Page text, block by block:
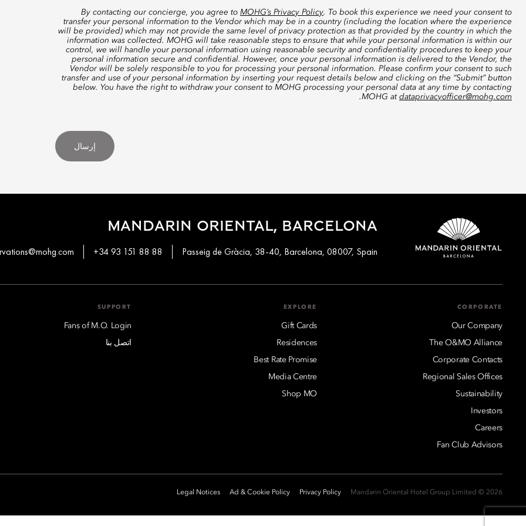
By contacting our concierge, you agree to MOHG’s Privacy Policy. To book this experience we need your consent to
transfer your personal information to the Vendor which may be in a country (including the location where the experience
will be provided) which may not provide the same level of privacy protection as that provided by the country in which the
information was collected. MOHG will take reasonable steps to ensure that while your personal information is within our
control, we will handle your personal information using reasonable security and confidentiality procedures to keep your
personal information secure and confidential. However, once your personal information is delivered to the Vendor, the
Vendor will be solely responsible to you for processing your personal information. Please confirm your consent to such
transfer and use of your personal information by inserting your request details below and clicking on the “Submit” button
below. You have the right to withdraw your consent to MOHG processing your personal data at any time by contacting
MOHG at dataprivacyofficer@mohg.com
.
إرسال
MANDARIN ORIENTAL, BARCELONA
Passeig de Gràcia, 38-40, Barcelona, 08007, Spain
+34 93 151 88 88
CORPORATE
Our Company
The O&MO Alliance
Corporate Contacts
Regional Sales Offices
Sustainability
Investors
Careers
Fan Club Advisors
EXPLORE
Gift Cards
Residences
Best Rate Promise
Media Centre
Shop MO
SUPPORT
Fans of M.O. Login
اتصل بنا
2026 © Mandarin Oriental Hotel Group Limited
Privacy Policy
Ad & Cookie Policy
Legal Notices